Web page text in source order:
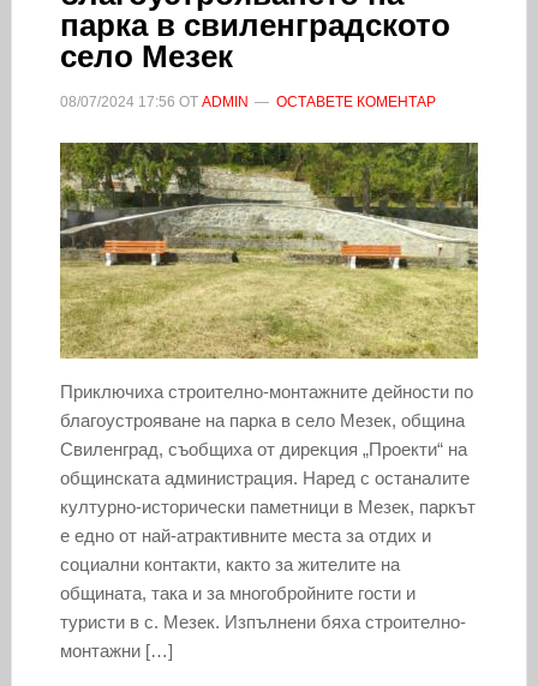
парка в свиленградското
село Мезек
08/07/2024 17:56 ОТ ADMIN ОСТАВЕТЕ КОМЕНТАР
Приключиха строително-монтажните дейности по
благоустрояване на парка в село Мезек, община
Свиленград, съобщиха от дирекция „Проекти“ на
общинската администрация. Наред с останалите
културно-исторически паметници в Мезек, паркът
е едно от най-атрактивните места за отдих и
социални контакти, както за жителите на
общината, така и за многобройните гости и
туристи в с. Мезек. Изпълнени бяха строително-
монтажни […]